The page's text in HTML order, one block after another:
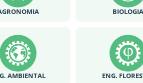
BIOLOGIA
AMBIENTAL ENG.